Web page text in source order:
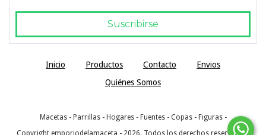
Inicio Productos Contacto
Envios
Quiénes Somos
Macetas - Parrillas - Hogares - Fuentes - Copas - Figuras -